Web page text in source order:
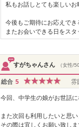
私もお話しとても楽しいお
今後もご期待にお応えでき
またお会いできる日をス
すがちゃんさん （女性/
総合 5 雰
今回、中学生の娘がお世話
また次回も利用したいと思い
その際は宜しくお願い致しま